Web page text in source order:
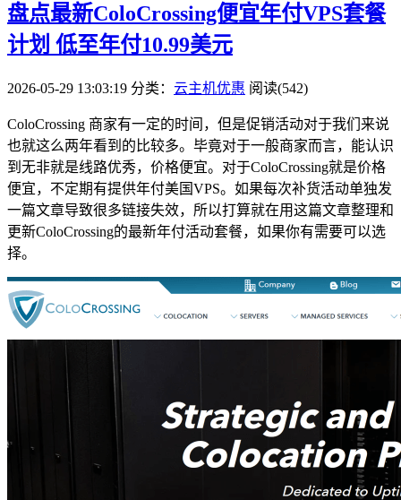
盘点最新ColoCrossing便宜年付VPS套餐
计划 低至年付10.99美元
2026-05-29 13:03:19 分类： 云主机优惠 阅读(542)
ColoCrossing​ 商家有一定的时间，但是促销活动对于我们来说
也就这么两年看到的比较多。毕竟对于一般商家而言，能认识
到无非就是线路优秀，价格便宜。对于ColoCrossing就是价格
便宜，不定期有提供年付美国VPS。如果每次补货活动单独发
一篇文章导致很多链接失效，所以打算就在用这篇文章整理和
更新ColoCrossing的最新年付活动套餐，如果你有需要可以选
择。